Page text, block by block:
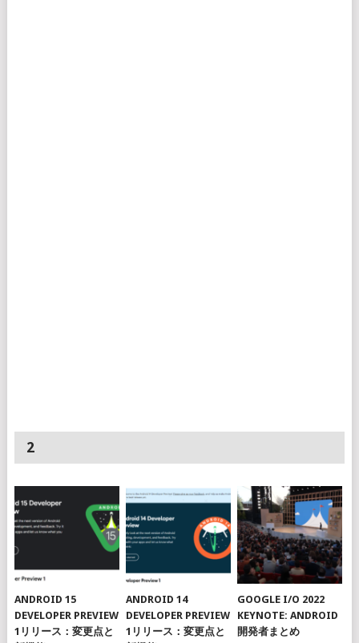
2
ANDROID 15
DEVELOPER PREVIEW
1リリース：変更点と
ANDROID 14
DEVELOPER PREVIEW
1リリース：変更点と
GOOGLE I/O 2022
KEYNOTE: ANDROID
開発者まとめ